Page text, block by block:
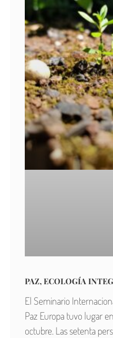
PAZ, ECOLOGÍA
El Seminario
Paz Europa tuvo lugar
octubre. Las setenta